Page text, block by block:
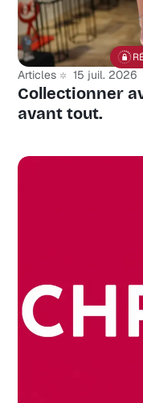
Articles 15 juil. 2026
Collectionner
avant tout.